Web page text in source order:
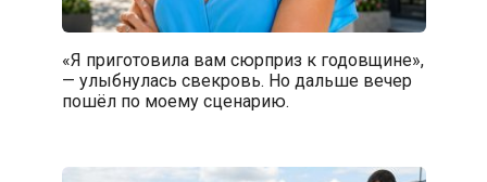
«Я приготовила вам сюрприз к годовщине»,
— улыбнулась свекровь. Но дальше вечер
пошёл по моему сценарию.